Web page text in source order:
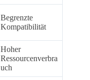
Begrenzte
Kompatibilität
Hoher
Ressourcenverbra
uch